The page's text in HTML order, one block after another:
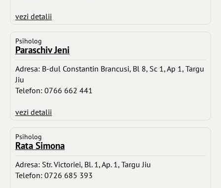
vezi detalii
Psiholog
Paraschiv Jeni
Adresa: B-dul Constantin Brancusi, Bl 8, Sc 1, Ap 1, Targu
Jiu
Telefon: 0766 662 441
vezi detalii
Psiholog
Rata Simona
Adresa: Str. Victoriei, Bl. 1, Ap. 1, Targu Jiu
Telefon: 0726 685 393